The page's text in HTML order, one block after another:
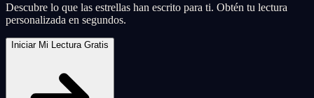
Descubre lo que las estrellas han escrito para ti. Obtén tu lectura
personalizada en segundos.
Iniciar Mi Lectura Gratis